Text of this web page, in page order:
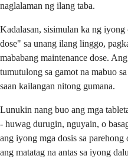
naglalaman ng ilang taba.
Kadalasan, sisimulan ka ng
dose" sa unang ilang linggo,
mababang maintenance dose.
tumutulong sa gamot na mabuo
saan kailangan nitong gumana.
Lunukin nang buo ang mga
- huwag durugin, nguyain, o
ang iyong mga dosis sa
ang matatag na antas sa iyong